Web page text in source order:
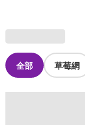
全部 草莓網